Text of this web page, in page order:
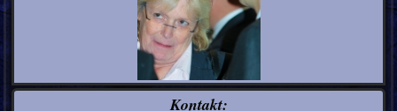
Kontakt: